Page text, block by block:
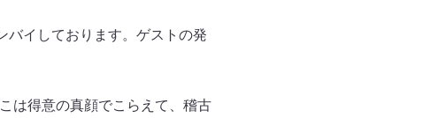
バイしております。ゲストの発
は得意の真顔でこらえて、稽古